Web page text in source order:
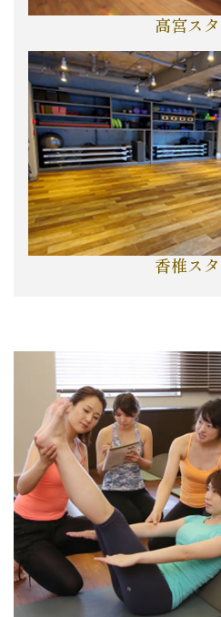
高宮ス
香椎ス